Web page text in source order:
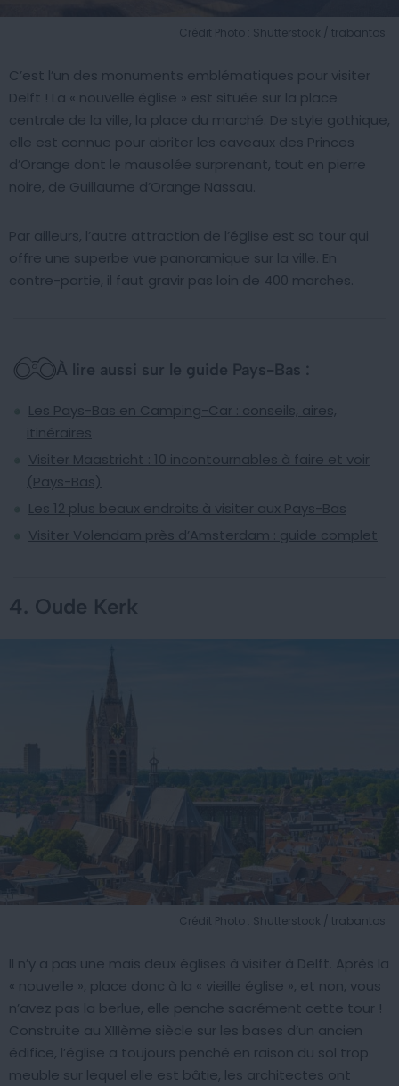
Crédit Photo : Shutterstock / trabantos
C’est l’un des monuments emblématiques pour visiter
Delft ! La « nouvelle église » est située sur la place
centrale de la ville, la place du marché. De style gothique,
elle est connue pour abriter les caveaux des Princes
d’Orange dont le mausolée surprenant, tout en pierre
noire, de Guillaume d’Orange Nassau.
Par ailleurs, l’autre attraction de l’église est sa tour qui
offre une superbe vue panoramique sur la ville. En
contre-partie, il faut gravir pas loin de 400 marches.
À lire aussi sur le guide Pays-Bas :
Les Pays-Bas en Camping-Car : conseils, aires,
itinéraires
Visiter Maastricht : 10 incontournables à faire et voir
(Pays-Bas)
Les 12 plus beaux endroits à visiter aux Pays-Bas
Visiter Volendam près d’Amsterdam : guide complet
4. Oude Kerk
Crédit Photo : Shutterstock / trabantos
Il n’y a pas une mais deux églises à visiter à Delft. Après la
« nouvelle », place donc à la « vieille église », et non, vous
n’avez pas la berlue, elle penche sacrément cette tour !
Construite au XIIIème siècle sur les bases d’un ancien
édifice, l’église a toujours penché en raison du sol trop
meuble sur lequel elle est bâtie, les architectes ont